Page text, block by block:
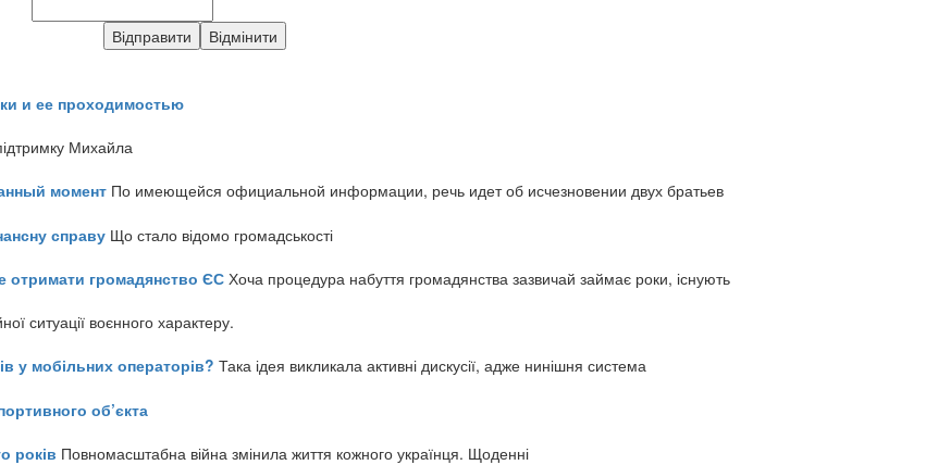
и ее проходимостью
Михайла
момент По имеющейся официальной информации, речь идет об исчезновении двух братьев
справу Що стало відомо громадськості
отримати громадянство ЄС Хоча процедура набуття громадянства зазвичай займає роки, існують
ситуації воєнного характеру.
у мобільних операторів? Така ідея викликала активні дискусії, адже нинішня система
об’єкта
років Повномасштабна війна змінила життя кожного українця. Щоденні